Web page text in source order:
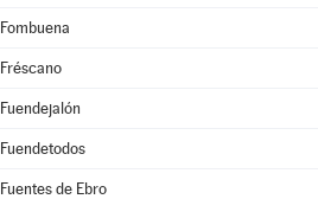
Fombuena
Fréscano
Fuendejalón
Fuendetodos
Fuentes de Ebro